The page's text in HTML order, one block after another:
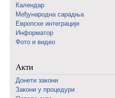
Календар
Међународна сарадња
Европске интеграције
Информатор
Фото и видео
Акти
Донети закони
Закони у процедури